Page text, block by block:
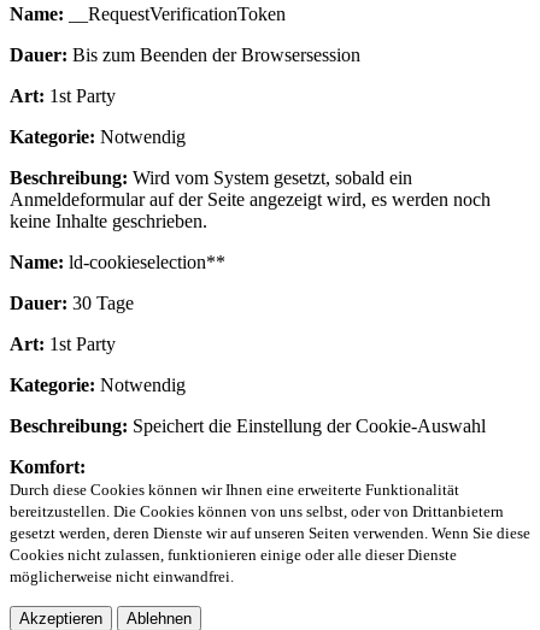
Name: __RequestVerificationToken
Dauer: Bis zum Beenden der Browsersession
Art: 1st Party
Kategorie: Notwendig
Beschreibung: Wird vom System gesetzt, sobald ein
Anmeldeformular auf der Seite angezeigt wird, es werden noch
keine Inhalte geschrieben.
Name: ld-cookieselection**
Dauer: 30 Tage
Art: 1st Party
Kategorie: Notwendig
Beschreibung: Speichert die Einstellung der Cookie-Auswahl
Komfort:
Durch diese Cookies können wir Ihnen eine erweiterte Funktionalität
bereitzustellen. Die Cookies können von uns selbst, oder von Drittanbietern
gesetzt werden, deren Dienste wir auf unseren Seiten verwenden. Wenn Sie diese
Cookies nicht zulassen, funktionieren einige oder alle dieser Dienste
möglicherweise nicht einwandfrei.
Akzeptieren Ablehnen